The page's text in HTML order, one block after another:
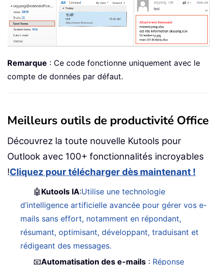
Remarque : Ce code fonctionne uniquement avec le
compte de données par défaut.
Meilleurs outils de productivité Office
Découvrez la toute nouvelle Kutools pour
Outlook avec 100+ fonctionnalités incroyables
!Cliquez pour télécharger dès maintenant !
🤖 Kutools IA:Utilise une technologie
d’intelligence artificielle avancée pour gérer vos e-
mails sans effort, notamment en répondant,
résumant, optimisant, développant, traduisant et
rédigeant des messages.
📧Automatisation des e-mails : Réponse